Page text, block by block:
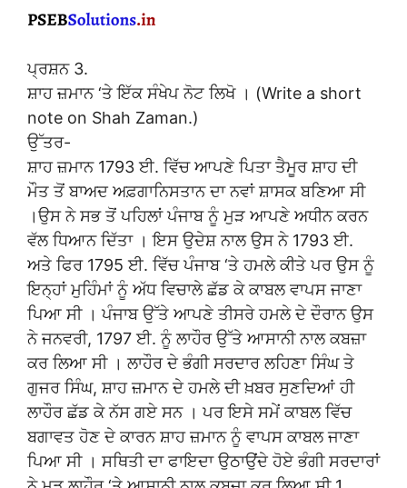
ਪ੍ਰਸ਼ਨ 3.
ਸ਼ਾਹ ਜ਼ਮਾਨ ‘ਤੇ ਇੱਕ ਸੰਖੇਪ ਨੋਟ ਲਿਖੋ । (Write a short
note on Shah Zaman.)
ਉੱਤਰ-
ਸ਼ਾਹ ਜ਼ਮਾਨ 1793 ਈ. ਵਿੱਚ ਆਪਣੇ ਪਿਤਾ ਤੈਮੂਰ ਸ਼ਾਹ ਦੀ
ਮੌਤ ਤੋਂ ਬਾਅਦ ਅਫ਼ਗਾਨਿਸਤਾਨ ਦਾ ਨਵਾਂ ਸ਼ਾਸਕ ਬਣਿਆ ਸੀ
।ਉਸ ਨੇ ਸਭ ਤੋਂ ਪਹਿਲਾਂ ਪੰਜਾਬ ਨੂੰ ਮੁੜ ਆਪਣੇ ਅਧੀਨ ਕਰਨ
ਵੱਲ ਧਿਆਨ ਦਿੱਤਾ । ਇਸ ਉਦੇਸ਼ ਨਾਲ ਉਸ ਨੇ 1793 ਈ.
ਅਤੇ ਫਿਰ 1795 ਈ. ਵਿੱਚ ਪੰਜਾਬ ‘ਤੇ ਹਮਲੇ ਕੀਤੇ ਪਰ ਉਸ ਨੂੰ
ਇਨ੍ਹਾਂ ਮੁਹਿੰਮਾਂ ਨੂੰ ਅੱਧ ਵਿਚਾਲੇ ਛੱਡ ਕੇ ਕਾਬਲ ਵਾਪਸ ਜਾਣਾ
ਪਿਆ ਸੀ । ਪੰਜਾਬ ਉੱਤੇ ਆਪਣੇ ਤੀਸਰੇ ਹਮਲੇ ਦੇ ਦੌਰਾਨ ਉਸ
ਨੇ ਜਨਵਰੀ, 1797 ਈ. ਨੂੰ ਲਾਹੌਰ ਉੱਤੇ ਆਸਾਨੀ ਨਾਲ ਕਬਜ਼ਾ
ਕਰ ਲਿਆ ਸੀ । ਲਾਹੌਰ ਦੇ ਭੰਗੀ ਸਰਦਾਰ ਲਹਿਣਾ ਸਿੰਘ ਤੇ
ਗੁਜਰ ਸਿੰਘ, ਸ਼ਾਹ ਜ਼ਮਾਨ ਦੇ ਹਮਲੇ ਦੀ ਖ਼ਬਰ ਸੁਣਦਿਆਂ ਹੀ
ਲਾਹੌਰ ਛੱਡ ਕੇ ਨੱਸ ਗਏ ਸਨ । ਪਰ ਇਸੇ ਸਮੇਂ ਕਾਬਲ ਵਿੱਚ
ਬਗਾਵਤ ਹੋਣ ਦੇ ਕਾਰਨ ਸ਼ਾਹ ਜ਼ਮਾਨ ਨੂੰ ਵਾਪਸ ਕਾਬਲ ਜਾਣਾ
ਪਿਆ ਸੀ । ਸਥਿਤੀ ਦਾ ਫਾਇਦਾ ਉਠਾਉਂਦੇ ਹੋਏ ਭੰਗੀ ਸਰਦਾਰਾਂ